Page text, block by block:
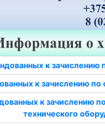
к зачислению
к зачислению
к зачислению
технического